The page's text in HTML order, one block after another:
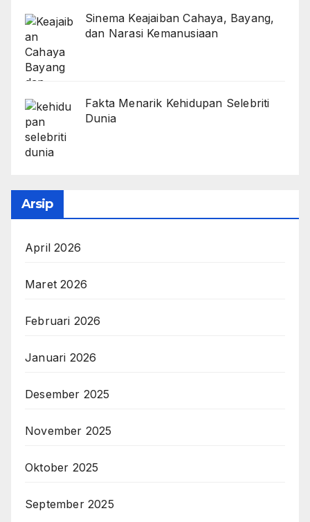
Sinema Keajaiban Cahaya, Bayang,
dan Narasi Kemanusiaan
Fakta Menarik Kehidupan Selebriti
Dunia
Arsip
April 2026
Maret 2026
Februari 2026
Januari 2026
Desember 2025
November 2025
Oktober 2025
September 2025